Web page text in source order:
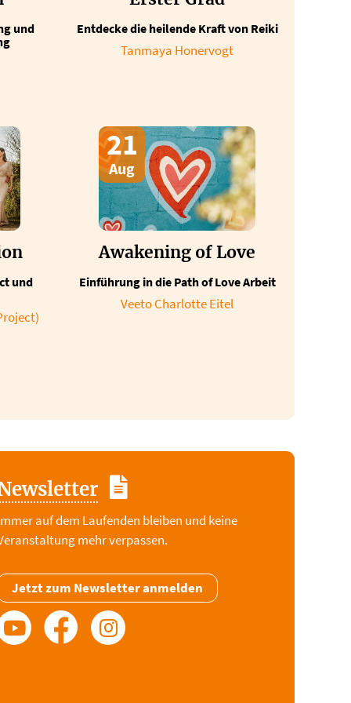
und
Entdecke die heilende Kraft von Reiki
Tanmaya Honervogt
und
21
Aug
Awakening of Love
Einführung in die Path of Love Arbeit
Veeto Charlotte Eitel
auf dem Laufenden bleiben und keine
mehr verpassen.
Jetzt zum Newsletter anmelden